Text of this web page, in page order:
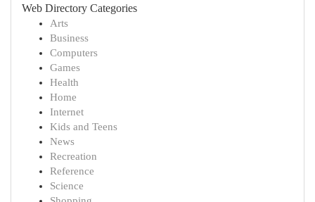
Web Directory Categories
Arts
Business
Computers
Games
Health
Home
Internet
Kids and Teens
News
Recreation
Reference
Science